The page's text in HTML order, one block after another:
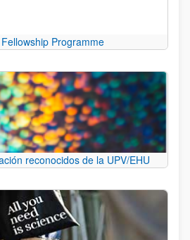
Programme
reconocidos de la UPV/EHU